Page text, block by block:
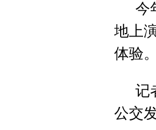
今
地上
体验。
记
公交